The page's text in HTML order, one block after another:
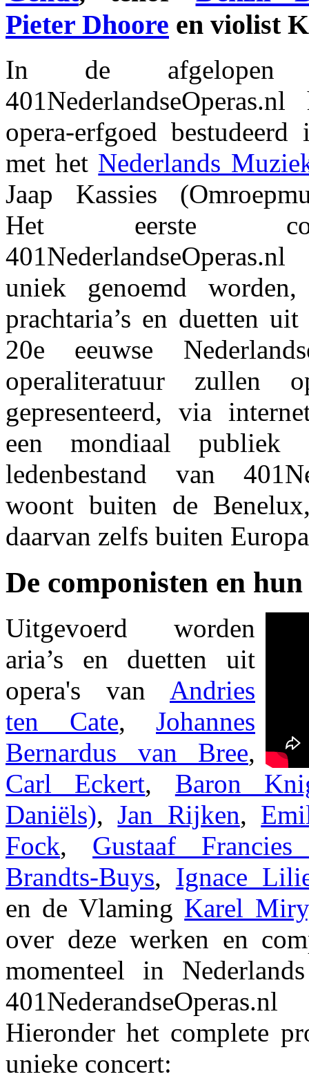
Pieter Dhoore en violist
In de afgelopen
opera-erfgoed bestudeerd
met het Nederlands
Jaap Kassies
Het eerste
uniek genoemd
prachtaria’s en duetten
20e eeuwse
operaliteratuur zullen
gepresenteerd, via
een mondiaal
ledenbestand van
woont buiten de
daarvan zelfs buiten
De componisten en hun
Uitgevoerd worden
aria’s en duetten uit
opera's van Andries
ten Cate, Johannes
Bernardus van Bree,
Carl Eckert, Baron
Daniëls),Jan Rijken,
Fock, Gustaaf
Brandts-Buys, Ignace
en de Vlaming Karel Miry
over deze werken en
momenteel in
Hieronder het complete
unieke concert: